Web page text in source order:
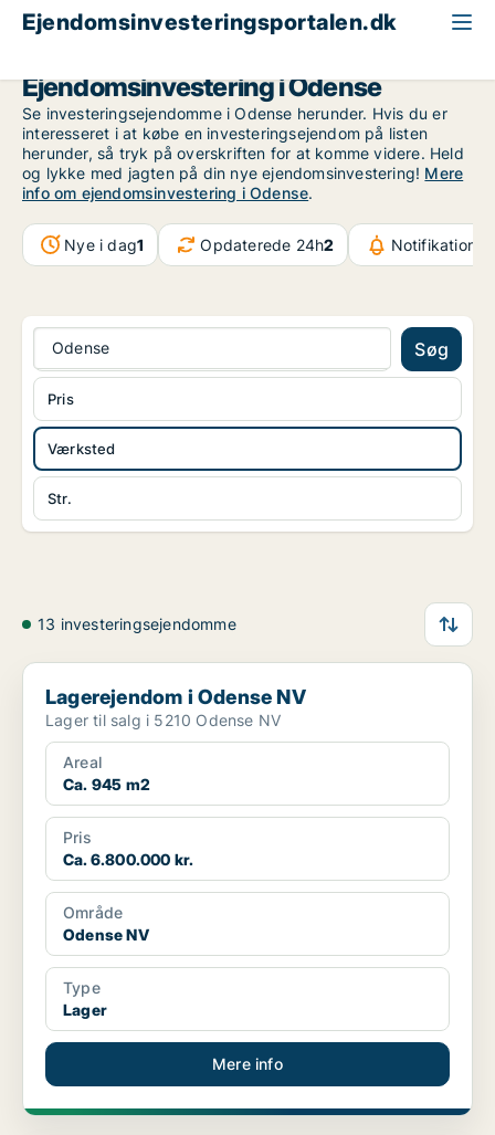
Ejendomsinvesteringsportalen.dk
Ejendomsinvestering i Odense
Se investeringsejendomme i Odense herunder. Hvis du er
interesseret i at købe en investeringsejendom på listen
herunder, så tryk på overskriften for at komme videre. Held
og lykke med jagten på din nye ejendomsinvestering! Mere
info om ejendomsinvestering i Odense.
Nye i dag1 Opdaterede 24h2
Odense Søg
Værksted
Str.
Pris
13 investeringsejendomme
Lagerejendom i Odense NV
Lagerejendom i Odense NV
Lager til salg i 5210 Odense NV
Areal
Ca. 945 m2
Pris
Ca. 6.800.000 kr.
Område
Odense NV
Type
Lager
Mere info